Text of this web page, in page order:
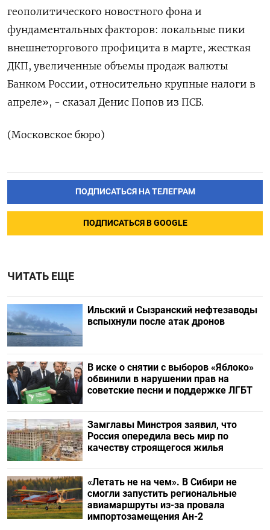
геополитического новостного фона и
фундаментальных факторов: локальные пики
внешнеторгового профицита в марте, жесткая
ДКП, увеличенные объемы продаж валюты
Банком России, относительно крупные налоги в
апреле», - сказал Денис Попов из ПСБ.
(Московское бюро)
ПОДПИСАТЬСЯ НА ТЕЛЕГРАМ
ПОДПИСАТЬСЯ В GOOGLE
ЧИТАТЬ ЕЩЕ
Ильский и Сызранский нефтезаводы
вспыхнули после атак дронов
В иске о снятии с выборов «Яблоко»
обвинили в нарушении прав на
советские песни и поддержке ЛГБТ
Замглавы Минстроя заявил, что
Россия опередила весь мир по
качеству строящегося жилья
«Летать не на чем». В Сибири не
смогли запустить региональные
авиамаршруты из-за провала
импортозамещения Ан-2